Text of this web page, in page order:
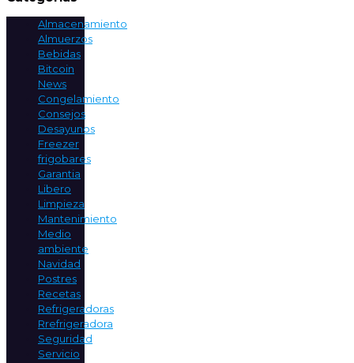
Almacenamiento
Almuerzos
Bebidas
Bitcoin
News
Congelamiento
Consejos
Desayunos
Freezer
frigobares
Garantia
Libero
Limpieza
Mantenimiento
Medio
ambiente
Navidad
Postres
Recetas
Refrigeradoras
Rrefrigeradora
Seguridad
Servicio